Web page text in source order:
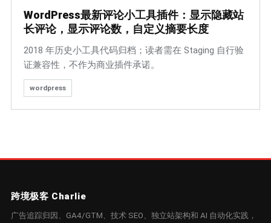
WordPress最新评论小工具插件：显示隐藏站
长评论，显示评论数，自定义摘要长度
2018 年历史小工具代码归档；读者需在 Staging 自行验
证兼容性，不作为商业插件承诺。
wordpress
跨境极客 Charlie
广告追踪归因、GA4/GTM、技术 SEO、独立站架构和 AI 自动化实践，